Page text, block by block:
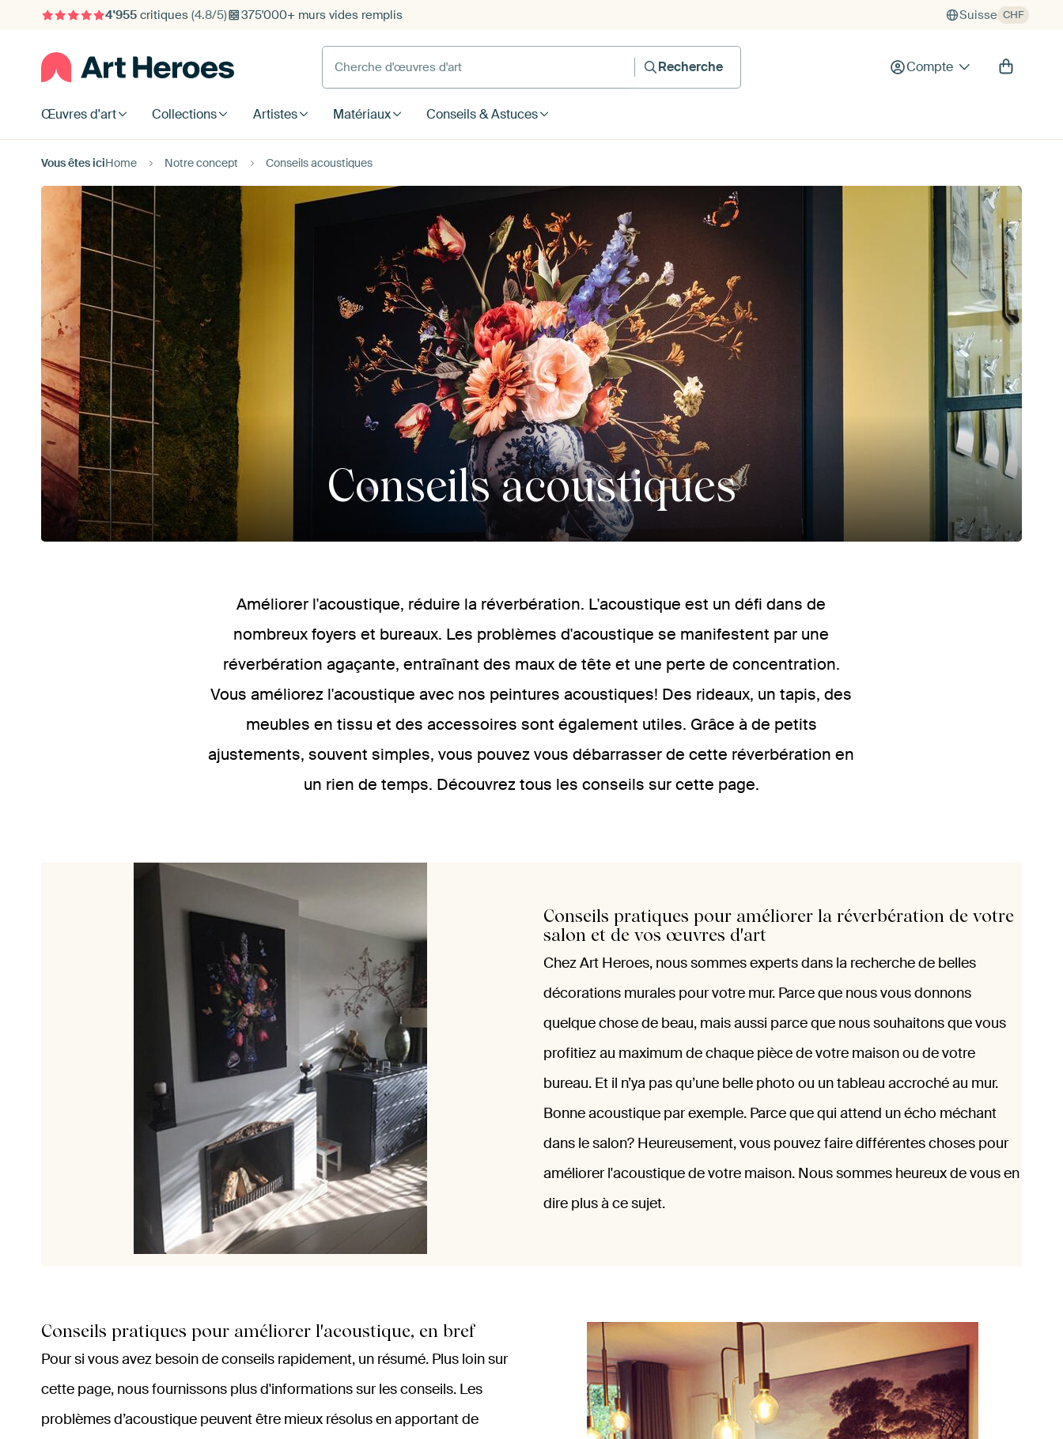
4'955critiques (4.8/5) 375'000+ murs vides remplis Suisse CHF
Cherche d'œuvres d'art
Recherche
Compte
Œuvres d'art Collections Artistes Matériaux Conseils & Astuces
Vous êtes iciHome Notre concept Conseils acoustiques
Conseils acoustiques
Améliorer l'acoustique, réduire la réverbération. L'acoustique est un défi dans de
nombreux foyers et bureaux. Les problèmes d'acoustique se manifestent par une
réverbération agaçante, entraînant des maux de tête et une perte de concentration.
Vous améliorez l'acoustique avec nos peintures acoustiques! Des rideaux, un tapis, des
meubles en tissu et des accessoires sont également utiles. Grâce à de petits
ajustements, souvent simples, vous pouvez vous débarrasser de cette réverbération en
un rien de temps. Découvrez tous les conseils sur cette page.
Conseils pratiques pour améliorer la réverbération de votre
salon et de vos œuvres d'art
Chez Art Heroes, nous sommes experts dans la recherche de belles
décorations murales pour votre mur. Parce que nous vous donnons
quelque chose de beau, mais aussi parce que nous souhaitons que vous
profitiez au maximum de chaque pièce de votre maison ou de votre
bureau. Et il n’ya pas qu’une belle photo ou un tableau accroché au mur.
Bonne acoustique par exemple. Parce que qui attend un écho méchant
dans le salon? Heureusement, vous pouvez faire différentes choses pour
améliorer l'acoustique de votre maison. Nous sommes heureux de vous en
dire plus à ce sujet.
Conseils pratiques pour améliorer l'acoustique, en bref
Pour si vous avez besoin de conseils rapidement, un résumé. Plus loin sur
cette page, nous fournissons plus d'informations sur les conseils. Les
problèmes d’acoustique peuvent être mieux résolus en apportant de